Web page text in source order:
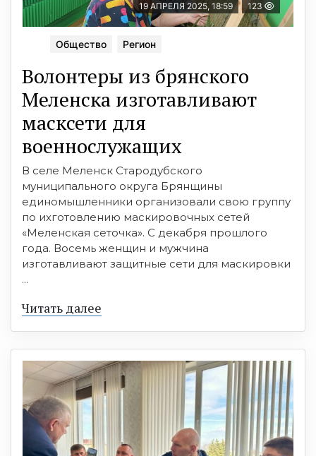
19 АПРЕЛЯ 2025, 18:59 123
Общество Регион
Волонтеры из брянского
Меленска изготавливают
масксети для
военнослужащих
В селе Меленск Стародубского
муниципального округа Брянщины
единомышленники организовали свою группу
по ихготовлению маскировочных сетей
«Меленская сеточка». С декабря прошлого
года. Восемь женщин и мужчина
изготавливают защитные сети для маскировки
...
Читать далее